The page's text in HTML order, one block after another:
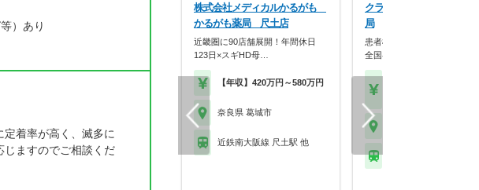
）あり
着率が高く、滅多に
じますのでご相談くだ
株式会社メディカルかるがも
かるがも薬局 尺土店
近畿圏に90店舗展開！年間休日
123日×スギHD母…
【年収】420万円～580万円
奈良県 葛城市
近鉄南大阪線 尺土駅 他
クラフト株式会社 はな
局
患者様に寄り添う薬局を目
全国各地に展開する調…